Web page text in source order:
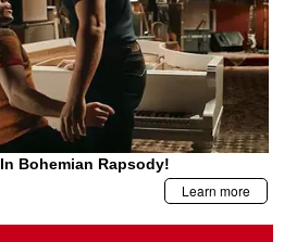
BCH emite comunicado por captura de
funcionarios vinculados al caso